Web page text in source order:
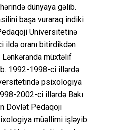
dünyaya gəlib.
başa vuraraq indiki
Universitetinə
ildə oranı bitirdikdən
müxtəlif
1992-1998-ci illərdə
psixologiya
2002-ci illərdə Bakı
Dövlət Pedaqoji
müəllimi işləyib.